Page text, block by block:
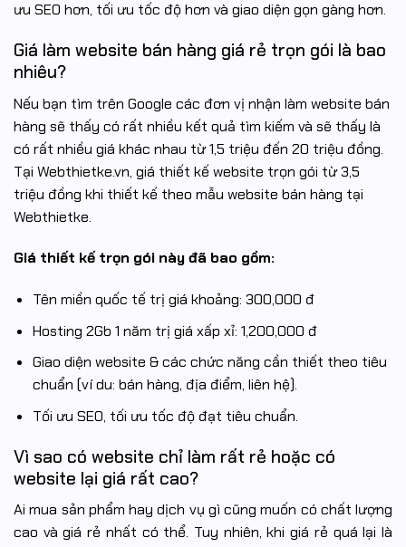
ưu SEO hơn, tối ưu tốc độ hơn và giao diện gọn gàng hơn.
Giá làm website bán hàng giá rẻ trọn gói là bao
nhiêu?
Nếu bạn tìm trên Google các đơn vị nhận làm website bán
hàng sẽ thấy có rất nhiều kết quả tìm kiếm và sẽ thấy là
có rất nhiều giá khác nhau từ 1,5 triệu đến 20 triệu đồng.
Tại Webthietke.vn, giá thiết kế website trọn gói từ 3,5
triệu đồng khi thiết kế theo mẫu website bán hàng tại
Webthietke.
Giá thiết kế trọn gói này đã bao gồm:
Tên miền quốc tế trị giá khoảng: 300,000 đ
Hosting 2Gb 1 năm trị giá xấp xỉ: 1,200,000 đ
Giao diện website & các chức năng cần thiết theo tiêu
chuẩn (ví du: bán hàng, địa điểm, liên hệ).
Tối ưu SEO, tối ưu tốc độ đạt tiêu chuẩn.
Vì sao có website chỉ làm rất rẻ hoặc có
website lại giá rất cao?
Ai mua sản phẩm hay dịch vụ gì cũng muốn có chất lượng
cao và giá rẻ nhất có thể. Tuy nhiên, khi giá rẻ quá lại là